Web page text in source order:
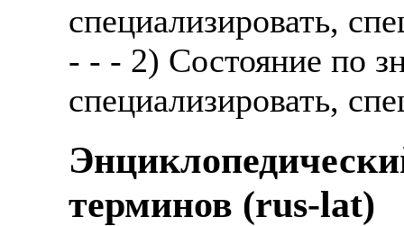
специализировать,
- - - 2) Состояние по
специализировать,
терминов (rus-lat)